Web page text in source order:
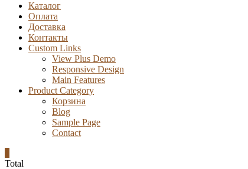
Каталог
Оплата
Доставка
Контакты
Custom Links
View Plus Demo
Responsive Design
Main Features
Product Category
Корзина
Blog
Sample Page
Contact
Total